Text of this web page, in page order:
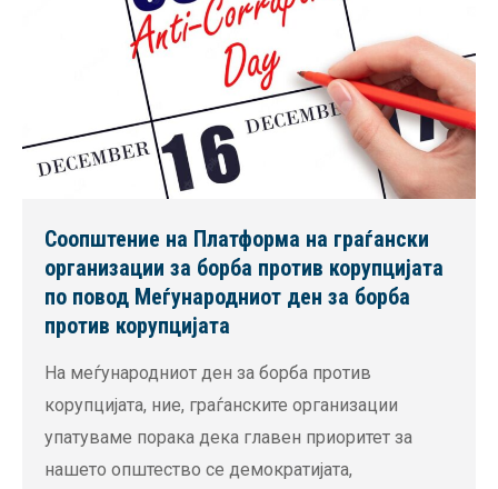
Соопштение на Платформа на граѓански
организации за борба против корупцијата
по повод Меѓународниот ден за борба
против корупцијата
На меѓународниот ден за борба против
корупцијата, ние, граѓанските организации
упатуваме порака дека главен приоритет за
нашето општество се демократијата,